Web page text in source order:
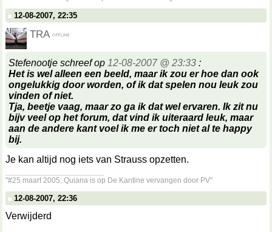
12-08-2007, 22:35
TRA
Stefenootje schreef op 12-08-2007 @ 23:33 :
Het is wel alleen een beeld, maar ik zou er hoe dan ook
ongelukkig door worden, of ik dat spelen nou leuk zou
vinden of niet.
Tja, beetje vaag, maar zo ga ik dat wel ervaren. Ik zit nu
bijv veel op het forum, dat vind ik uiteraard leuk, maar
aan de andere kant voel ik me er toch niet al te happy
bij.
Je kan altijd nog iets van Strauss opzetten.
"#25 maart 2005: Quiana is op De Kantine vervangen door PV"
12-08-2007, 22:36
Verwijderd